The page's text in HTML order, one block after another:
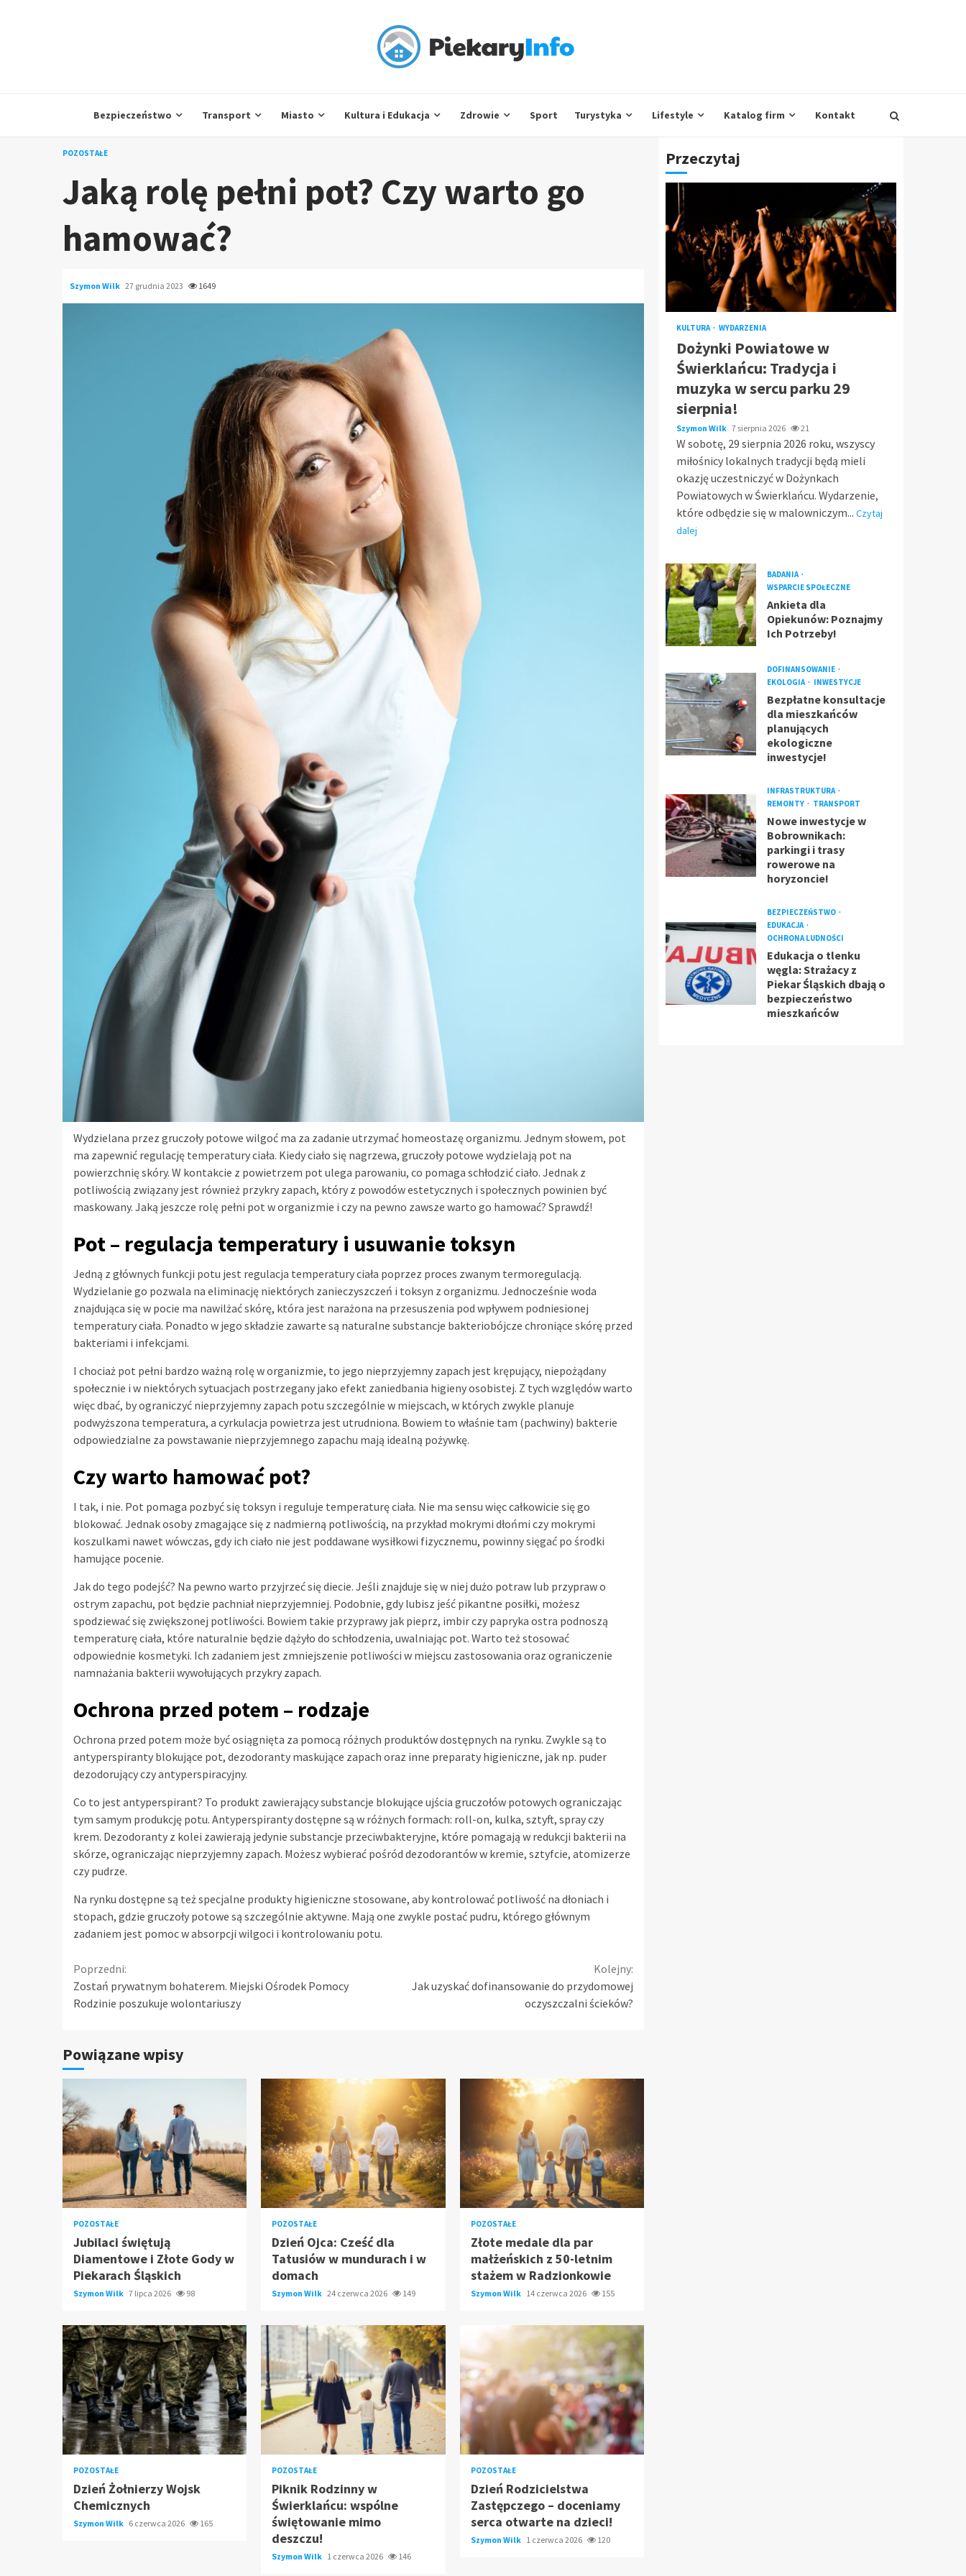
Bezpieczeństwo Transport Miasto Kultura i Edukacja Zdrowie Sport Turystyka Lifestyle Katalog firm Kontakt
POZOSTAŁE
Jaką rolę pełni pot? Czy warto go
hamować?
Szymon Wilk 27 grudnia 2023 1649
Wydzielana przez gruczoły potowe wilgoć ma za zadanie utrzymać homeostazę organizmu. Jednym słowem, pot
ma zapewnić regulację temperatury ciała. Kiedy ciało się nagrzewa, gruczoły potowe wydzielają pot na
powierzchnię skóry. W kontakcie z powietrzem pot ulega parowaniu, co pomaga schłodzić ciało. Jednak z
potliwością związany jest również przykry zapach, który z powodów estetycznych i społecznych powinien być
maskowany. Jaką jeszcze rolę pełni pot w organizmie i czy na pewno zawsze warto go hamować? Sprawdź!
Pot – regulacja temperatury i usuwanie toksyn
Jedną z głównych funkcji potu jest regulacja temperatury ciała poprzez proces zwanym termoregulacją.
Wydzielanie go pozwala na eliminację niektórych zanieczyszczeń i toksyn z organizmu. Jednocześnie woda
znajdująca się w pocie ma nawilżać skórę, która jest narażona na przesuszenia pod wpływem podniesionej
temperatury ciała. Ponadto w jego składzie zawarte są naturalne substancje bakteriobójcze chroniące skórę przed
bakteriami i infekcjami.
I chociaż pot pełni bardzo ważną rolę w organizmie, to jego nieprzyjemny zapach jest krępujący, niepożądany
społecznie i w niektórych sytuacjach postrzegany jako efekt zaniedbania higieny osobistej. Z tych względów warto
więc dbać, by ograniczyć nieprzyjemny zapach potu szczególnie w miejscach, w których zwykle planuje
podwyższona temperatura, a cyrkulacja powietrza jest utrudniona. Bowiem to właśnie tam (pachwiny) bakterie
odpowiedzialne za powstawanie nieprzyjemnego zapachu mają idealną pożywkę.
Czy warto hamować pot?
I tak, i nie. Pot pomaga pozbyć się toksyn i reguluje temperaturę ciała. Nie ma sensu więc całkowicie się go
blokować. Jednak osoby zmagające się z nadmierną potliwością, na przykład mokrymi dłońmi czy mokrymi
koszulkami nawet wówczas, gdy ich ciało nie jest poddawane wysiłkowi fizycznemu, powinny sięgać po środki
hamujące pocenie.
Jak do tego podejść? Na pewno warto przyjrzeć się diecie. Jeśli znajduje się w niej dużo potraw lub przypraw o
ostrym zapachu, pot będzie pachniał nieprzyjemniej. Podobnie, gdy lubisz jeść pikantne posiłki, możesz
spodziewać się zwiększonej potliwości. Bowiem takie przyprawy jak pieprz, imbir czy papryka ostra podnoszą
temperaturę ciała, które naturalnie będzie dążyło do schłodzenia, uwalniając pot. Warto też stosować
odpowiednie kosmetyki. Ich zadaniem jest zmniejszenie potliwości w miejscu zastosowania oraz ograniczenie
namnażania bakterii wywołujących przykry zapach.
Ochrona przed potem – rodzaje
Ochrona przed potem może być osiągnięta za pomocą różnych produktów dostępnych na rynku. Zwykle są to
antyperspiranty blokujące pot, dezodoranty maskujące zapach oraz inne preparaty higieniczne, jak np. puder
dezodorujący czy antyperspiracyjny.
Co to jest antyperspirant? To produkt zawierający substancje blokujące ujścia gruczołów potowych ograniczając
tym samym produkcję potu. Antyperspiranty dostępne są w różnych formach: roll-on, kulka, sztyft, spray czy
krem. Dezodoranty z kolei zawierają jedynie substancje przeciwbakteryjne, które pomagają w redukcji bakterii na
skórze, ograniczając nieprzyjemny zapach. Możesz wybierać pośród dezodorantów w kremie, sztyfcie, atomizerze
czy pudrze.
Na rynku dostępne są też specjalne produkty higieniczne stosowane, aby kontrolować potliwość na dłoniach i
stopach, gdzie gruczoły potowe są szczególnie aktywne. Mają one zwykle postać pudru, którego głównym
zadaniem jest pomoc w absorpcji wilgoci i kontrolowaniu potu.
Continue
Reading
Poprzedni:
Zostań prywatnym bohaterem. Miejski Ośrodek Pomocy
Rodzinie poszukuje wolontariuszy
Kolejny:
Jak uzyskać dofinansowanie do przydomowej
oczyszczalni ścieków?
Powiązane wpisy
POZOSTAŁE
Jubilaci świętują
Diamentowe i Złote Gody w
Piekarach Śląskich
Szymon Wilk 7 lipca 2026 98
POZOSTAŁE
Dzień Ojca: Cześć dla
Tatusiów w mundurach i w
domach
Szymon Wilk 24 czerwca 2026 149
POZOSTAŁE
Złote medale dla par
małżeńskich z 50-letnim
stażem w Radzionkowie
Szymon Wilk 14 czerwca 2026 155
POZOSTAŁE
Dzień Żołnierzy Wojsk
Chemicznych
Szymon Wilk 6 czerwca 2026 165
POZOSTAŁE
Piknik Rodzinny w
Świerklańcu: wspólne
świętowanie mimo
deszczu!
Szymon Wilk 1 czerwca 2026 146
POZOSTAŁE
Dzień Rodzicielstwa
Zastępczego – doceniamy
serca otwarte na dzieci!
Szymon Wilk 1 czerwca 2026 120
Przeczytaj
KULTURA WYDARZENIA
Dożynki Powiatowe w
Świerklańcu: Tradycja i
muzyka w sercu parku 29
sierpnia!
Szymon Wilk 7 sierpnia 2026 21
W sobotę, 29 sierpnia 2026 roku, wszyscy
miłośnicy lokalnych tradycji będą mieli
okazję uczestniczyć w Dożynkach
Powiatowych w Świerklańcu. Wydarzenie,
które odbędzie się w malowniczym... Czytaj
dalej
BADANIA
WSPARCIE SPOŁECZNE
Ankieta dla
Opiekunów: Poznajmy
Ich Potrzeby!
DOFINANSOWANIE
EKOLOGIA
INWESTYCJE
Bezpłatne konsultacje
dla mieszkańców
planujących
ekologiczne
inwestycje!
INFRASTRUKTURA
REMONTY
TRANSPORT
Nowe inwestycje w
Bobrownikach:
parkingi i trasy
rowerowe na
horyzoncie!
BEZPIECZEŃSTWO
EDUKACJA
OCHRONA LUDNOŚCI
Edukacja o tlenku
węgla: Strażacy z
Piekar Śląskich dbają o
bezpieczeństwo
mieszkańców